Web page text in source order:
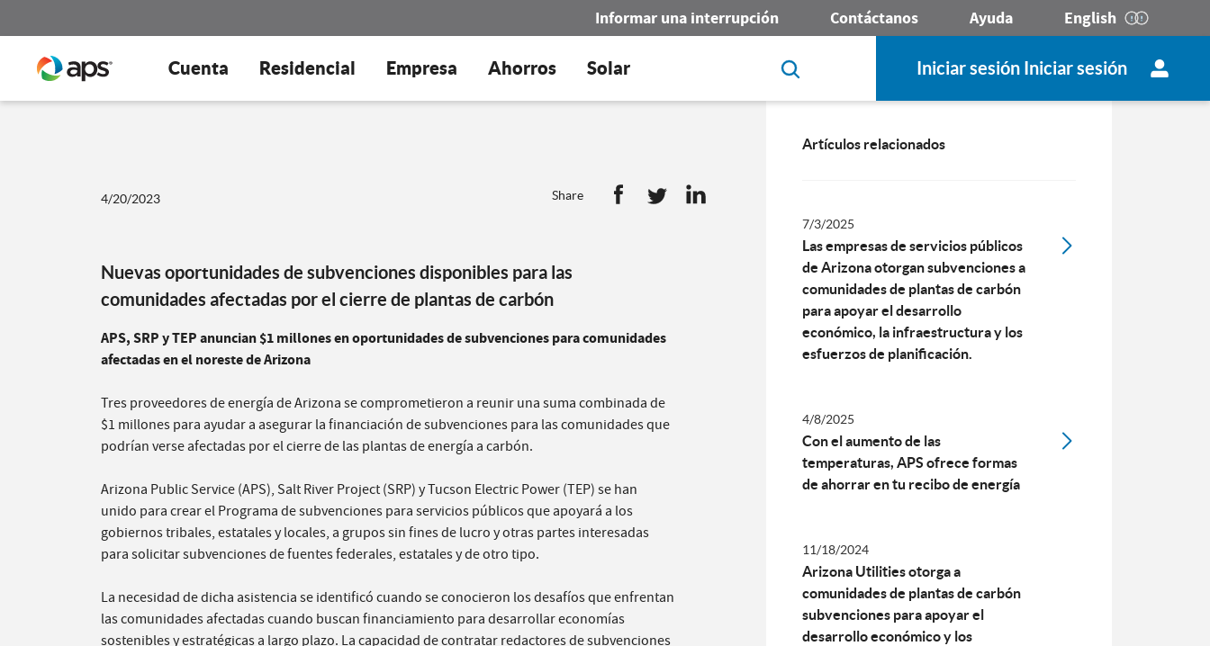
Informar una interrupción Contáctanos Ayuda English
Cuenta Residencial Empresa Ahorros Solar Iniciar sesión Iniciar sesión
4/20/2023 Share
Nuevas oportunidades de subvenciones disponibles para las
comunidades afectadas por el cierre de plantas de carbón
APS, SRP y TEP anuncian $1 millones en oportunidades de subvenciones para comunidades
afectadas en el noreste de Arizona
Tres proveedores de energía de Arizona se comprometieron a reunir una suma combinada de
$1 millones para ayudar a asegurar la financiación de subvenciones para las comunidades que
podrían verse afectadas por el cierre de las plantas de energía a carbón.
Arizona Public Service (APS), Salt River Project (SRP) y Tucson Electric Power (TEP) se han
unido para crear el Programa de subvenciones para servicios públicos que apoyará a los
gobiernos tribales, estatales y locales, a grupos sin fines de lucro y otras partes interesadas
para solicitar subvenciones de fuentes federales, estatales y de otro tipo.
La necesidad de dicha asistencia se identificó cuando se conocieron los desafíos que enfrentan
las comunidades afectadas cuando buscan financiamiento para desarrollar economías
sostenibles y estratégicas a largo plazo. La capacidad de contratar redactores de subvenciones
Artículos relacionados
7/3/2025
Las empresas de servicios públicos
de Arizona otorgan subvenciones a
comunidades de plantas de carbón
para apoyar el desarrollo
económico, la infraestructura y los
esfuerzos de planificación.
4/8/2025
Con el aumento de las
temperaturas, APS ofrece formas
de ahorrar en tu recibo de energía
11/18/2024
Arizona Utilities otorga a
comunidades de plantas de carbón
subvenciones para apoyar el
desarrollo económico y los